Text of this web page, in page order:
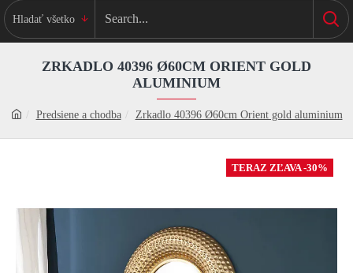
Hladať všetko
Predsiene a chodba Zrkadlo 40396 Ø60cm Orient gold aluminium
ZRKADLO 40396 Ø60CM ORIENT GOLD
ALUMINIUM
TERAZ ZĽAVA -30%